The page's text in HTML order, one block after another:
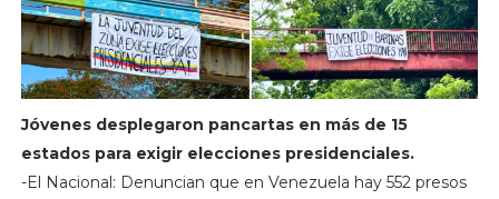
Jóvenes desplegaron pancartas en más de 15
estados para exigir elecciones presidenciales.
-El Nacional: Denuncian que en Venezuela hay 552 presos